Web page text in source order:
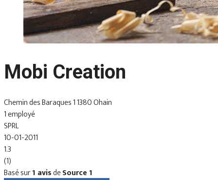
Mobi Creation
Chemin des Baraques 1 1380 Ohain
1 employé
SPRL
10-01-2011
1.3
(1)
Basé sur1 avisdeSource 1